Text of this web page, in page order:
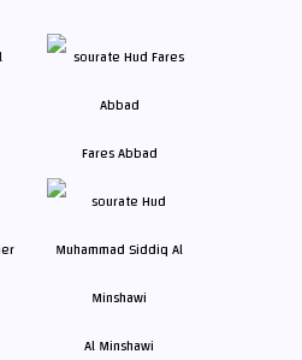
Fares Abbad
Al Minshawi